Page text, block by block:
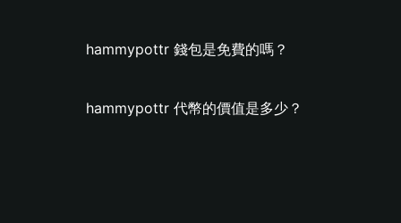
hammypottr 錢包是免費的嗎？
hammypottr 代幣的價值是多少？